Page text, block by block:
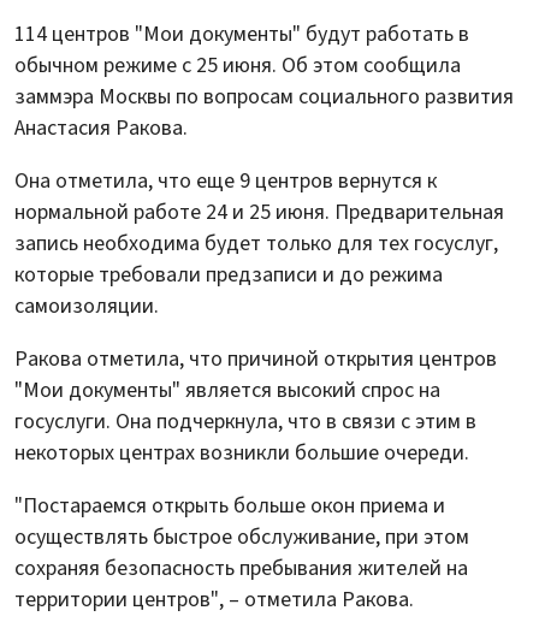
114 центров "Мои документы" будут работать в
обычном режиме с 25 июня. Об этом сообщила
заммэра Москвы по вопросам социального развития
Анастасия Ракова.
Она отметила, что еще 9 центров вернутся к
нормальной работе 24 и 25 июня. Предварительная
запись необходима будет только для тех госуслуг,
которые требовали предзаписи и до режима
самоизоляции.
Ракова отметила, что причиной открытия центров
"Мои документы" является высокий спрос на
госуслуги. Она подчеркнула, что в связи с этим в
некоторых центрах возникли большие очереди.
"Постараемся открыть больше окон приема и
осуществлять быстрое обслуживание, при этом
сохраняя безопасность пребывания жителей на
территории центров", – отметила Ракова.